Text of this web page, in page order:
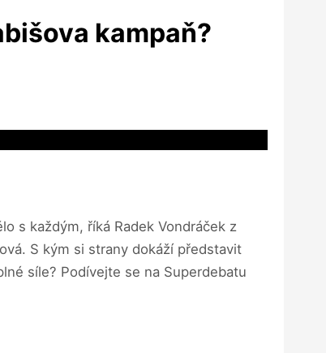
kampaň?
s každým, říká Radek Vondráček z
S kým si strany dokáží představit
síle? Podívejte se na Superdebatu